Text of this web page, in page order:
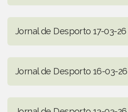
Jornal de Desporto 17-03-26
Jornal de Desporto 16-03-26